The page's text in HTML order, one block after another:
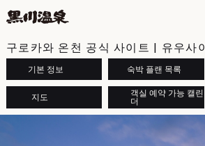
구로카와 온천 공식 사이트 | 유우사이
기본 정보 숙박 플랜 목록
지도
객실 예약 가능 캘린
더